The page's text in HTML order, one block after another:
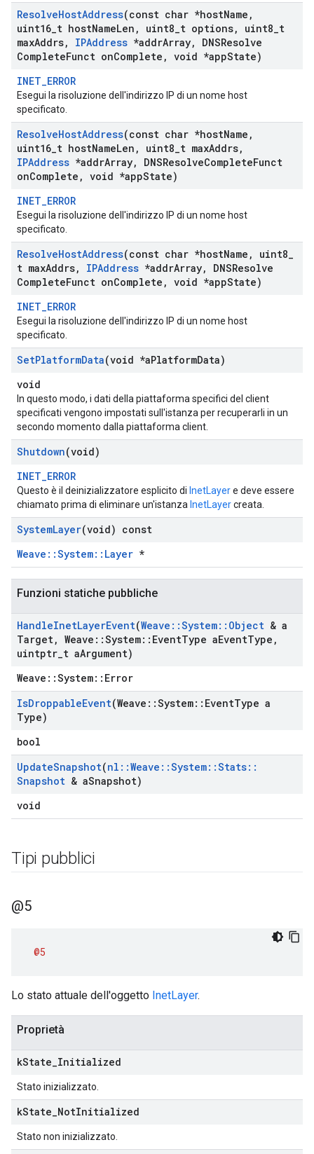
ResolveHostAddress(const char *hostName ,
uint16 t hostNameLen , uint8 t options, uint8 t
maxAddrs, IPAddress *addrArray,
DNSResolve
CompleteFunct onComplete , void *appState)
INET_ERROR
Esegui la risoluzione dell'indirizzo IP di un nome host
specificato.
ResolveHostAddress(const char *hostName ,
uint16 t hostNameLen , uint8 t maxAddrs,
IPAddress *addrArray, DNSResolveCompleteFunct
onComplete , void *appState)
INET_ERROR
Esegui la risoluzione dell'indirizzo IP di un nome host
specificato.
ResolveHostAddress(const char *hostName , uint8
t maxAddrs, IPAddress *addrArray,
DNSResolve
CompleteFunct onComplete , void *appState)
INET_ERROR
Esegui la risoluzione dell'indirizzo IP di un nome host
specificato.
SetPlatformData(void *aPlatformData)
void
In questo modo, i dati della piattaforma specifici del client
specificati vengono impostati sull'istanza per recuperarli in un
secondo momento dalla piattaforma client.
Shutdown(void)
INET_ERROR
Questo è il deinizializzatore esplicito di InetLayere deve essere
chiamato prima di eliminare un'istanza InetLayercreata.
SystemLayer(void) const
Weave::System::Layer *
Funzioni statiche pubbliche
HandleInetLayerEvent(Weave ::System:: Object & a
Target, Weave ::System:: EventType aEventType ,
uintptr t aArgument)
Weave::System::Error
IsDroppableEvent(Weave ::System:: EventType a
Type)
bool
UpdateSnapshot(nl ::Weave ::System::Stats::
Snapshot & aSnapshot)
void
Tipi pubblici
@5
@5
Lo stato attuale dell'oggetto InetLayer.
Proprietà
kState Initialized
Stato inizializzato.
kState NotInitialized
Stato non inizializzato.